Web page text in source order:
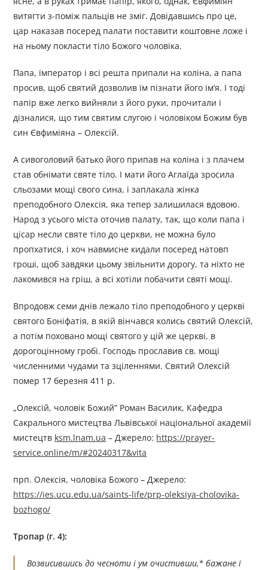
витягти з-поміж пальців не зміг. Довідавшись про це,
цар наказав посеред палати поставити коштовне ложе і
на ньому покласти тіло Божого чоловіка.
Папа, імператор і всі решта припали на коліна, а папа
просив, щоб святий дозволив їм пізнати його ім’я. І тоді
папір вже легко вийняли з його руки, прочитали і
дізналися, що тим святим слугою і чоловіком Божим був
син Євфиміяна – Олексій.
А сивоголовий батько його припав на коліна і з плачем
став обнімати святе тіло. І мати його Аглаїда зросила
сльозами мощі свого сина, і заплакала жінка
преподобного Олексія, яка тепер залишилася вдовою.
Народ з усього міста оточив палату, так, що коли папа і
цісар несли святе тіло до церкви, не можна було
пропхатися, і хоч навмисне кидали посеред натовп
гроші, щоб завдяки цьому звільнити дорогу, та ніхто не
лакомився на гріш, а всі хотіли побачити святі мощі.
Впродовж семи днів лежало тіло преподобного у церкві
святого Боніфатія, в якій вінчався колись святий Олексій,
а потім поховано мощі святого у цій же церкві, в
дорогоцінному гробі. Господь прославив св. мощі
численними чудами та зціленнями. Святий Олексій
помер 17 березня 411 р.
„Олексій, чоловік Божий” Роман Василик, Кафедра
Сакрального мистецтва Львівської національної академії
мистецтв ksm.lnam.ua – Джерелo: https://prayer-
service.online/m/#20240317&vita
прп. Олексія, чоловіка Божого – Джерелo:
https://ies.ucu.edu.ua/saints-life/prp-oleksiya-cholovika-
bozhogo/
Тропар (г. 4):
Возвисившись до чесноти і ум очистивши,* бажане і